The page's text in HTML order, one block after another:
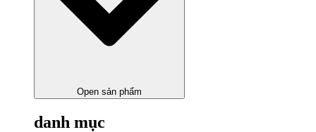
Open sản phẩm
danh mục